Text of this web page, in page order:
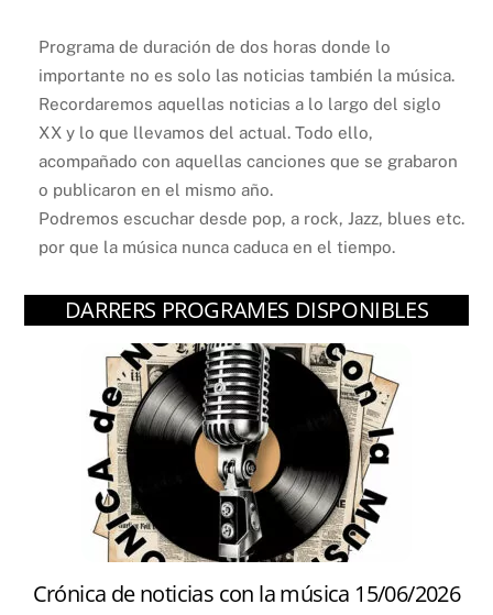
Programa de duración de dos horas donde lo
importante no es solo las noticias también la música.
Recordaremos aquellas noticias a lo largo del siglo
XX y lo que llevamos del actual. Todo ello,
acompañado con aquellas canciones que se grabaron
o publicaron en el mismo año.
Podremos escuchar desde pop, a rock, Jazz, blues etc.
por que la música nunca caduca en el tiempo.
DARRERS PROGRAMES DISPONIBLES
Crónica de noticias con la música 15/06/2026